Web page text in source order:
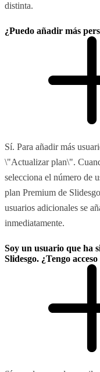
distinta.
¿Puedo añadir más
Sí. Para añadir más
\"Actualizar plan\".
selecciona el número de
plan Premium de
usuarios adicionales se
inmediatamente.
Soy un usuario que ha
Slidesgo. ¿Tengo